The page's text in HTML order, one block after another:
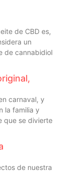
de CBD es,
un
de cannabidiol
carnaval, y
la familia y
que se divierte
de nuestra